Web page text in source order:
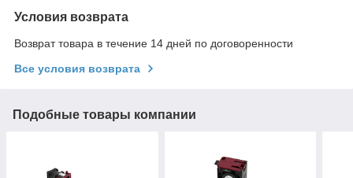
Условия возврата
Возврат товара в течение 14 дней по договоренности
Все условия возврата
Подобные товары компании